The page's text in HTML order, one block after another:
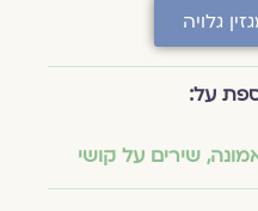
גלויה
על:
,שירים על קושי